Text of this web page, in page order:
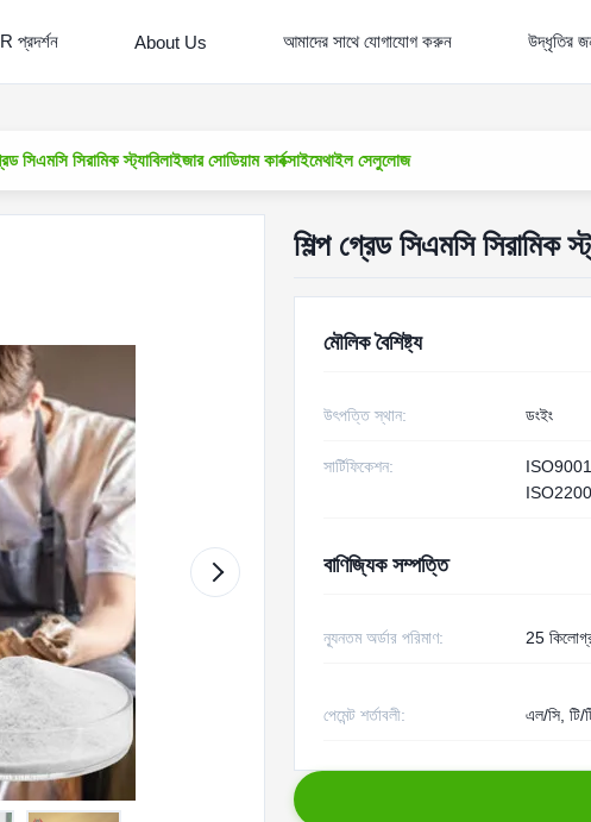
প্রদর্শন About Us আমাদের সাথে যোগাযোগ করুন উদ্ধৃতির
সিএমসি সিরামিক স্ট্যাবিলাইজার সোডিয়াম কার্বক্সাইমেথাইল সেলুলোজ
শিল্প গ্রেড সিএমসি সিরামিক
মৌলিক বৈশিষ্ট্য
উৎপত্তি স্থান: ডংইং
সার্টিফিকেশন:
বাণিজ্যিক সম্পত্তি
ন্যূনতম অর্ডার পরিমাণ: 25
পেমেন্ট শর্তাবলী: এল/সি, টি/